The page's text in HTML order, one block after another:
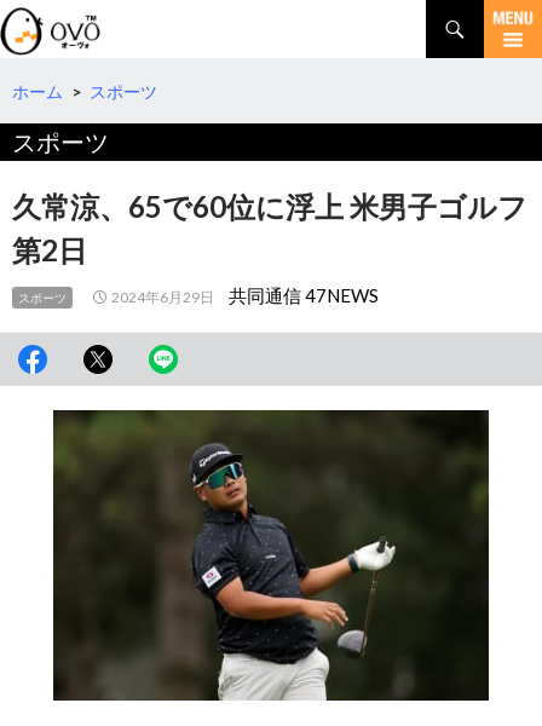
検
索
コ
テ
へ
動
ホーム > スポーツ
スポーツ
久常涼、65で60位に浮上 米男子ゴルフ
第2日
スポーツ 2024年6月29日 共同通信 47NEWS